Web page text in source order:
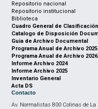
Repositorio nacional
Repositorio institucional
Biblioteca
Cuadro General de
Catalogo de Disposición
Guia de Archivo Documental
Programa Anual de Archivo 2025
Programa Anual de Archivo 2026
Informe Archivo 2024
Informe Archivo 2025
Inventario General
Acta DS
Contacto
Av. Normalistas 800 Colinas de